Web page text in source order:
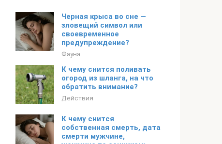
Черная крыса во сне —
зловещий символ или
своевременное
предупреждение?
Фауна
К чему снится поливать
огород из шланга, на что
обратить внимание?
Действия
К чему снится
собственная смерть, дата
смерти мужчине,